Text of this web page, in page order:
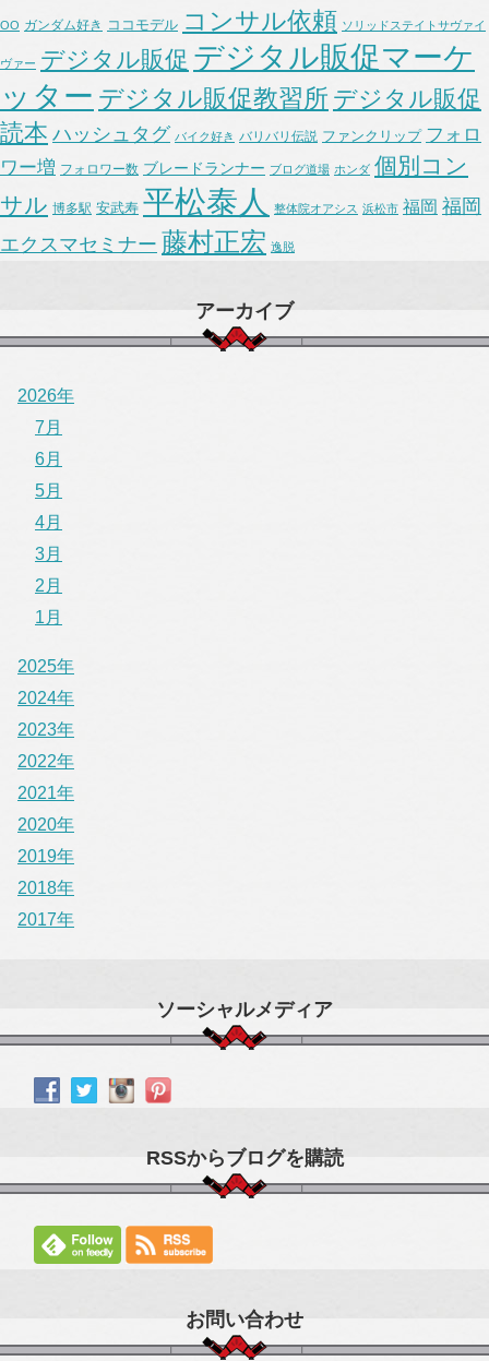
OO ガンダム好き ココモデル コンサル依頼 ソリッドステイトサヴァイ
ヴァー デジタル販促 デジタル販促マーケ
ッター デジタル販促教習所 デジタル販促
読本 ハッシュタグ バイク好き バリバリ伝説 ファンクリップ フォロ
ワー増 フォロワー数 ブレードランナー ブログ道場 ホンダ 個別コン
サル 博多駅 安武寿 平松泰人 整体院オアシス 浜松市 福岡 福岡
エクスマセミナー 藤村正宏 逸脱
アーカイブ
2026年
7月
6月
5月
4月
3月
2月
1月
2025年
2024年
2023年
2022年
2021年
2020年
2019年
2018年
2017年
ソーシャルメディア
RSSからブログを購読
お問い合わせ